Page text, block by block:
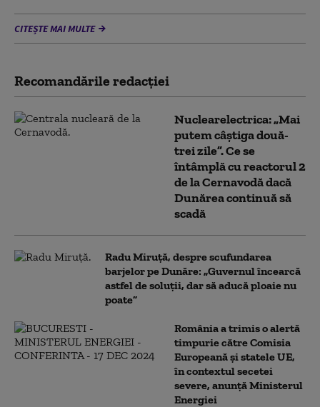
CITEȘTE MAI MULTE
Recomandările redacţiei
Nuclearelectrica: „Mai
putem câștiga două-
trei zile”. Ce se
întâmplă cu reactorul 2
de la Cernavodă dacă
Dunărea continuă să
scadă
Radu Miruță, despre scufundarea
barjelor pe Dunăre: „Guvernul încearcă
astfel de soluții, dar să aducă ploaie nu
poate”
România a trimis o alertă
timpurie către Comisia
Europeană și statele UE,
în contextul secetei
severe, anunță Ministerul
Energiei